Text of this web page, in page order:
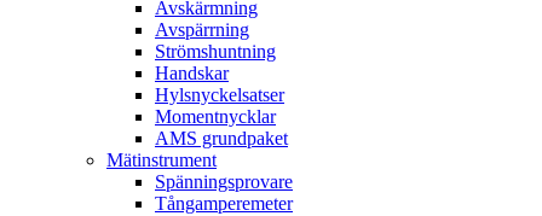
Avskärmning
Avspärrning
Strömshuntning
Handskar
Hylsnyckelsatser
Momentnycklar
AMS grundpaket
Mätinstrument
Spänningsprovare
Tångamperemeter